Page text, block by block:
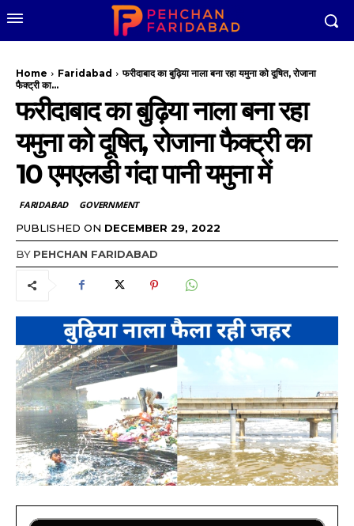
Home Faridabad
फरीदाबाद का बुढ़िया नाला बना रहा यमुना को दूषित, रोजाना
फैक्ट्री का...
फरीदाबाद का बुढ़िया नाला बना रहा
यमुना को दूषित, रोजाना फैक्ट्री का
10 एमएलडी गंदा पानी यमुना में
FARIDABAD GOVERNMENT
PUBLISHED ON DECEMBER 29, 2022
BY PEHCHAN FARIDABAD